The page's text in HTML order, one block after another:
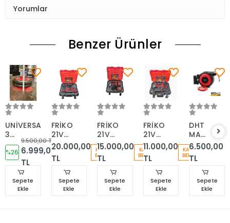
Yorumlar
Benzer Ürünler
UNİVERSAL
3
TON
KÖRÜKLÜ
KRİKO
%26
9.500,00 TL
6.999,00
TL
Sepete
Ekle
FRİKO
21V
6.0Ah
3/4”Darbeli
Somun
Sıkma
2000
Nm
20.000,00
TL
KARGO
BEDAVA
Sepete
Ekle
FRİKO
21V
6.0Ah
1/2”Darbeli
Somun
Sıkma
1350
Nm
15.000,00
TL
KARGO
BEDAVA
Sepete
Ekle
FRİKO
21V
4.0Ah
1/2”Darbeli
Somun
Sıkma
980
Nm
11.000,00
TL
KARGO
BEDAVA
Sepete
Ekle
DHT
MAKARALI
HAVA
HORTUMU
20+2
METRE
6.500,00
TL
Sepete
Ekle